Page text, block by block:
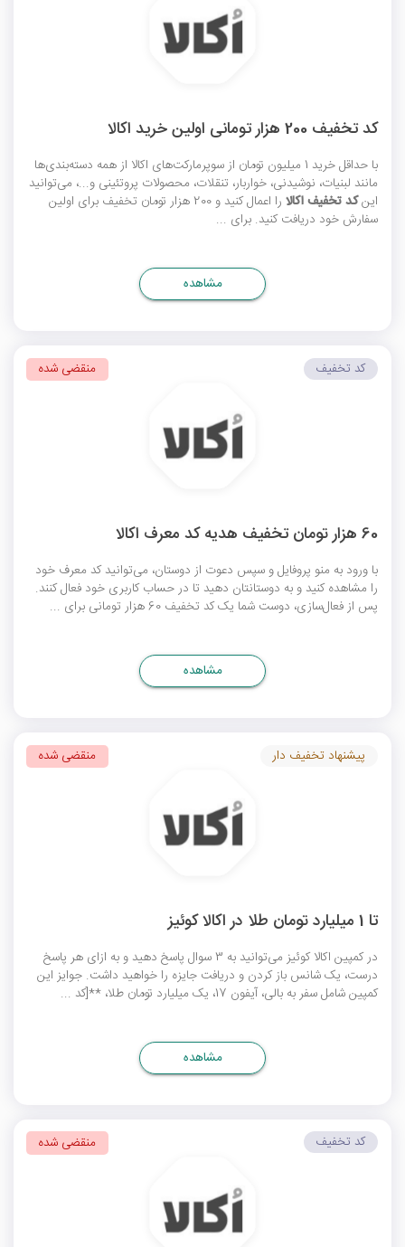
کد تخفیف 200 هزار تومانی اولین خرید اکالا
با حداقل خرید 1 میلیون تومان از سوپرمارکت‌های اکالا از همه دسته‌بندی‌ها
مانند لبنیات، نوشیدنی، خواربار، تنقلات، محصولات پروتئینی و...، می‌توانید
اینکد تخفیف اکالا
را اعمال کنید و 200 هزار تومان تخفیف برای اولین
سفارش خود دریافت کنید. برای ...
مشاهده
60 هزار تومان تخفیف هدیه کد معرف اکالا
با ورود به منو پروفایل و سپس دعوت از دوستان، می‌توانید کد معرف خود
را مشاهده کنید و به دوستانتان دهید تا در حساب کاربری خود فعال کنند.
پس از فعال‌سازی، دوست شما یک کد تخفیف 60 هزار تومانی برای ...
کد تخفیف منقضی شده
مشاهده
تا 1 میلیارد تومان طلا در اکالا کوئیز
در کمپین اکالا کوئیز می‌توانید به 3 سوال پاسخ دهید و به ازای هر پاسخ
درست، یک شانس باز کردن و دریافت جایزه را خواهید داشت. جوایز این
کمپین شامل سفر به بالی، آیفون 17، یک میلیارد تومان طلا، **[کد ...
پیشنهاد تخفیف دار منقضی شده
مشاهده
کد تخفیف منقضی شده